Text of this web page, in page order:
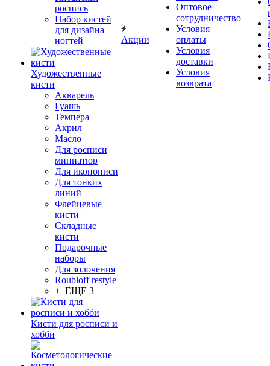
роспись
Набор кистей
для дизайна
ногтей
Художественные
кисти
Акварель
Гуашь
Темпера
Акрил
Масло
Для росписи
миниатюр
Для иконописи
Для тонких
линий
Флейцевые
кисти
Складные
кисти
Подарочные
наборы
Для золочения
Roubloff restyle
+ ЕЩЕ 3
Кисти для росписи и
хобби
Акции
Оптовое
сотрудничество
Условия
оплаты
Условия
доставки
Условия
возврата